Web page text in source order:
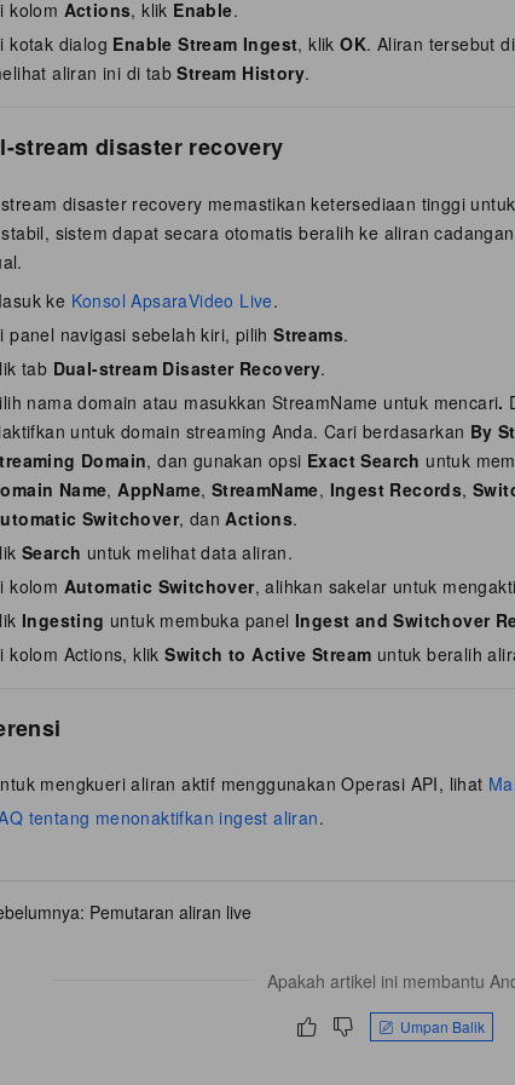
kolom Actions, klik Enable.
kotak dialog Enable Stream Ingest, klikOK. Aliran tersebut
aliran ini di tabStream History.
stream disaster recovery
disaster recovery memastikan ketersediaan tinggi
sistem dapat secara otomatis beralih ke aliran
ke Konsol ApsaraVideo Live.
panel navigasi sebelah kiri, pilihStreams.
tab Dual-stream Disaster Recovery.
nama domain atau masukkan StreamName untuk mencari.
untuk domain streaming Anda. Cari berdasarkan By
Domain, dan gunakan opsi Exact Search untuk
Name, AppName, StreamName, Ingest Records,
Switchover, dan Actions.
Search untuk melihat data aliran.
kolom Automatic Switchover, alihkan sakelar untuk
Ingesting untuk membuka panel Ingest and Switchover
kolom Actions, klikSwitch to Active Stream untuk beralih
mengkueri aliran aktif menggunakan Operasi API, lihat
tentang menonaktifkan ingest aliran.
Pemutaran aliran live
Apakah artikel ini membantu
Umpan Balik